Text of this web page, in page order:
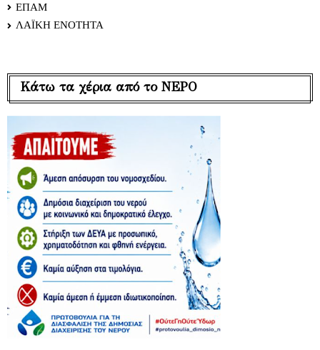
ΕΠΑΜ
ΛΑΪΚΗ ΕΝΟΤΗΤΑ
Κάτω τα χέρια από το ΝΕΡΟ